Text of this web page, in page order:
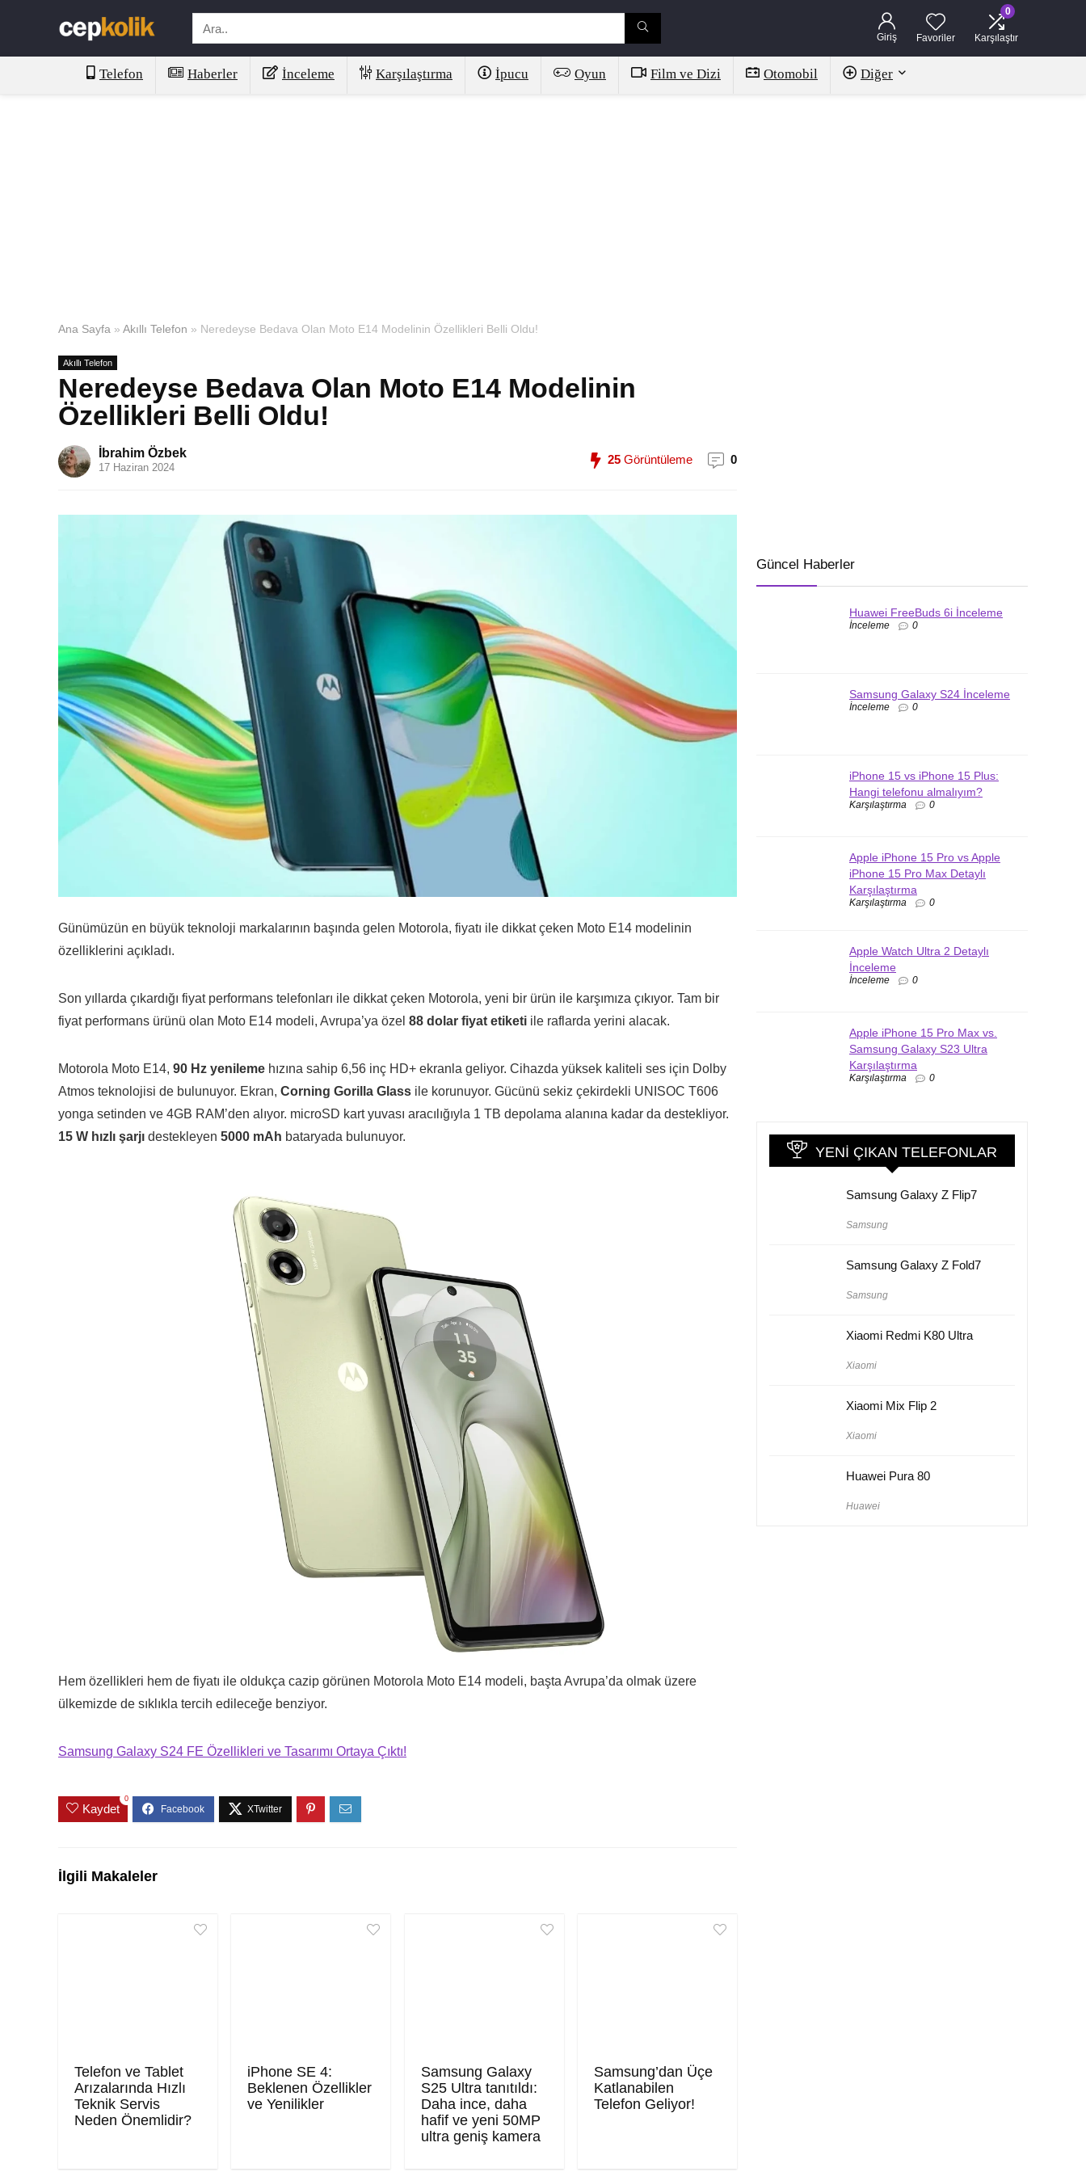
Giriş Favoriler
0
Karşılaştır
Telefon Haberler İnceleme Karşılaştırma İpucu Oyun Film ve Dizi Otomobil Diğer
Ana Sayfa » Akıllı Telefon » Neredeyse Bedava Olan Moto E14 Modelinin Özellikleri Belli Oldu!
Akıllı Telefon
Neredeyse Bedava Olan Moto E14 Modelinin
Özellikleri Belli Oldu!
İbrahim Özbek
17 Haziran 2024
25 Görüntüleme 0
Günümüzün en büyük teknoloji markalarının başında gelen Motorola, fiyatı ile dikkat çeken Moto E14 modelinin
özelliklerini açıkladı.
Son yıllarda çıkardığı fiyat performans telefonları ile dikkat çeken Motorola, yeni bir ürün ile karşımıza çıkıyor. Tam bir
fiyat performans ürünü olan Moto E14 modeli, Avrupa’ya özel 88 dolar fiyat etiketi ile raflarda yerini alacak.
Motorola Moto E14, 90 Hz yenileme hızına sahip 6,56 inç HD+ ekranla geliyor. Cihazda yüksek kaliteli ses için Dolby
Atmos teknolojisi de bulunuyor. Ekran, Corning Gorilla Glass ile korunuyor. Gücünü sekiz çekirdekli UNISOC T606
yonga setinden ve 4GB RAM’den alıyor. microSD kart yuvası aracılığıyla 1 TB depolama alanına kadar da destekliyor.
15 W hızlı şarjı destekleyen 5000 mAh bataryada bulunuyor.
Hem özellikleri hem de fiyatı ile oldukça cazip görünen Motorola Moto E14 modeli, başta Avrupa’da olmak üzere
ülkemizde de sıklıkla tercih edileceğe benziyor.
Samsung Galaxy S24 FE Özellikleri ve Tasarımı Ortaya Çıktı!
Kaydet
0
İlgili Makaleler
Telefon ve Tablet
Arızalarında Hızlı
Teknik Servis
Neden Önemlidir?
iPhone SE 4:
Beklenen Özellikler
ve Yenilikler
Samsung Galaxy
S25 Ultra tanıtıldı:
Daha ince, daha
hafif ve yeni 50MP
ultra geniş kamera
Samsung’dan Üçe
Katlanabilen
Telefon Geliyor!
Güncel Haberler
Huawei FreeBuds 6i İnceleme
İnceleme 0
Samsung Galaxy S24 İnceleme
İnceleme 0
iPhone 15 vs iPhone 15 Plus:
Hangi telefonu almalıyım?
Karşılaştırma 0
Apple iPhone 15 Pro vs Apple
iPhone 15 Pro Max Detaylı
Karşılaştırma
Karşılaştırma 0
Apple Watch Ultra 2 Detaylı
İnceleme
İnceleme 0
Apple iPhone 15 Pro Max vs.
Samsung Galaxy S23 Ultra
Karşılaştırma
Karşılaştırma 0
YENI ÇIKAN TELEFONLAR
Samsung Galaxy Z Flip7
Samsung
Samsung Galaxy Z Fold7
Samsung
Xiaomi Redmi K80 Ultra
Xiaomi
Xiaomi Mix Flip 2
Xiaomi
Huawei Pura 80
Huawei